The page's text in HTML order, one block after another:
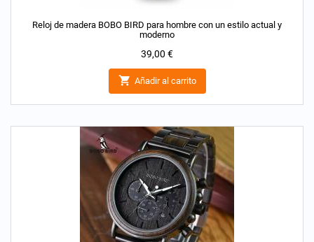
Reloj de madera BOBO BIRD para hombre con un estilo actual y
moderno
Precio
39,00 €
 Añadir al carrito